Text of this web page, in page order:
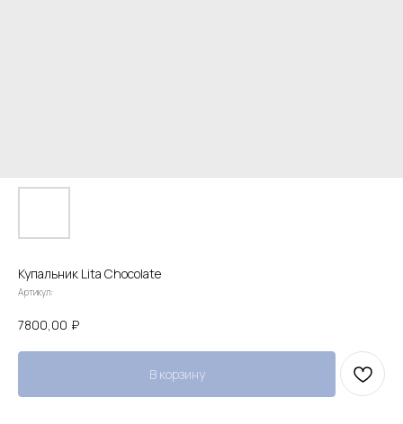
Купальник Lita Chocolate
Артикул:
7800,00 ₽
В корзину